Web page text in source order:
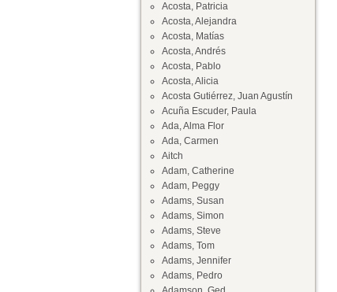
Acosta, Patricia
Acosta, Alejandra
Acosta, Matías
Acosta, Andrés
Acosta, Pablo
Acosta, Alicia
Acosta Gutiérrez, Juan Agustín
Acuña Escuder, Paula
Ada, Alma Flor
Ada, Carmen
Aitch
Adam, Catherine
Adam, Peggy
Adams, Susan
Adams, Simon
Adams, Steve
Adams, Tom
Adams, Jennifer
Adams, Pedro